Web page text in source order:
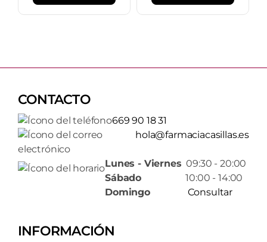
CONTACTO
669 90 18 31
hola@farmaciacasillas.es
Lunes - Viernes 09:30 - 20:00
Sábado 10:00 - 14:00
Domingo
Consultar
INFORMACIÓN